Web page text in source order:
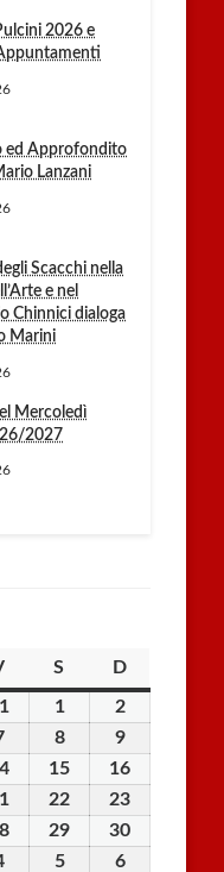
2026 e
ed Approfondito
Lanzani
Scacchi nella
e nel
Chinnici dialoga
Marini
Mercoledì
2027
venerdì
S sabatoDdomenica
Luglio
2026
11
Agosto
2026
22
Agosto
2026
7
Agosto
2026
88
Agosto
2026
99
Agosto
2026
Agosto
2026
15
Agosto
2026
16
Agosto
22
Agosto
23
Agosto
29
Agosto
30
4
55
66